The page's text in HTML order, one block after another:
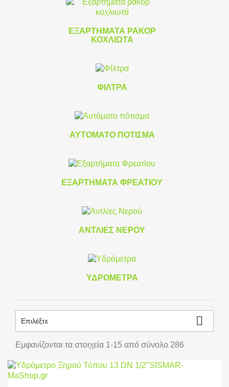
ΕΞΑΡΤΉΜΑΤΑ ΡΑΚΌΡ
ΚΟΧΛΙΩΤΆ
ΦΊΛΤΡΑ
ΑΥΤΌΜΑΤΟ ΠΌΤΙΣΜΑ
ΕΞΑΡΤΉΜΑΤΑ ΦΡΕΑΤΊΟΥ
ΑΝΤΛΊΕΣ ΝΕΡΟΎ
ΥΔΡΌΜΕΤΡΑ
Επιλέξτε 
Εμφανίζονται τα στοιχεία 1-15 από σύνολο 286